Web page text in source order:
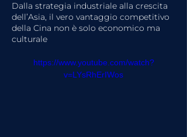
Dalla strategia industriale alla crescita
dell’Asia, il vero vantaggio competitivo
della Cina non è solo economico ma
culturale
https://www.youtube.com/watch?
v=LYsRhErIWos